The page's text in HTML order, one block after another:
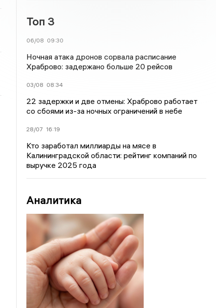
Топ 3
06/08 09:30
Ночная атака дронов сорвала расписание
Храброво: задержано больше 20 рейсов
03/08 08:34
22 задержки и две отмены: Храброво работает
со сбоями из-за ночных ограничений в небе
28/07 16:19
Кто заработал миллиарды на мясе в
Калининградской области: рейтинг компаний по
выручке 2025 года
Аналитика